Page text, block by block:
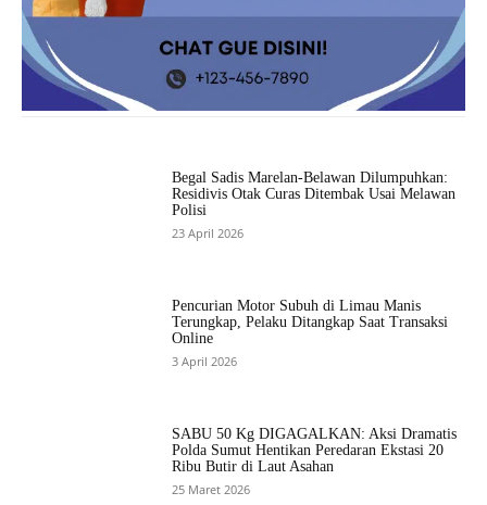
Begal Sadis Marelan-Belawan Dilumpuhkan:
Residivis Otak Curas Ditembak Usai Melawan
Polisi
23 April 2026
Pencurian Motor Subuh di Limau Manis
Terungkap, Pelaku Ditangkap Saat Transaksi
Online
3 April 2026
SABU 50 Kg DIGAGALKAN: Aksi Dramatis
Polda Sumut Hentikan Peredaran Ekstasi 20
Ribu Butir di Laut Asahan
25 Maret 2026